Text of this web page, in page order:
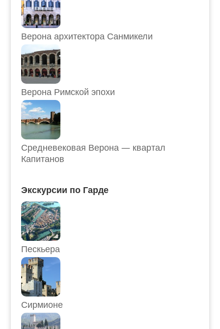
Верона архитектора Санмикели
Верона Римской эпохи
Средневековая Верона — квартал
Капитанов
Экскурсии по Гарде
Пескьера
Сирмионе